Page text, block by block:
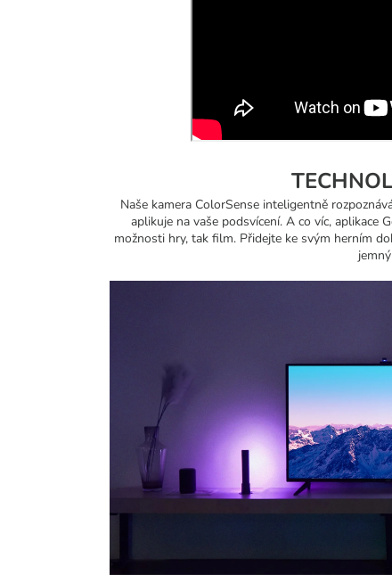
Naše kamera ColorSense inteligentně
aplikuje na vaše podsvícení. A co víc, aplikace
možnosti hry, tak film. Přidejte ke svým herním